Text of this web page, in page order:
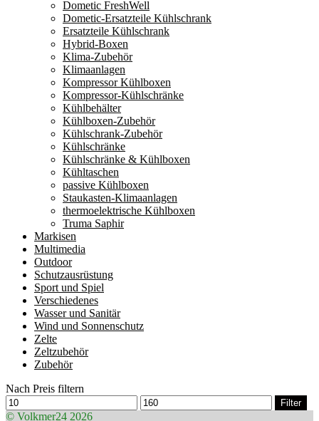
Dometic FreshWell
Dometic-Ersatzteile Kühlschrank
Ersatzteile Kühlschrank
Hybrid-Boxen
Klima-Zubehör
Klimaanlagen
Kompressor Kühlboxen
Kompressor-Kühlschränke
Kühlbehälter
Kühlboxen-Zubehör
Kühlschrank-Zubehör
Kühlschränke
Kühlschränke & Kühlboxen
Kühltaschen
passive Kühlboxen
Staukasten-Klimaanlagen
thermoelektrische Kühlboxen
Truma Saphir
Markisen
Multimedia
Outdoor
Schutzausrüstung
Sport und Spiel
Verschiedenes
Wasser und Sanitär
Wind und Sonnenschutz
Zelte
Zeltzubehör
Zubehör
Nach Preis filtern
Min.
Preis
Max.
Preis
Filter
© Volkmer24 2026